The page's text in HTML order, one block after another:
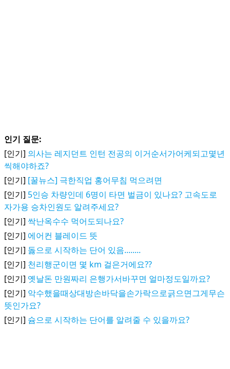
인기 질문:
[인기] 의사는 레지던트 인턴 전공의 이거순서가어케되고몇년
씩해야하죠?
[인기] [꿀뉴스] 극한직업 홍어무침 먹으려면
[인기] 5인승 차량인데 6명이 타면 벌금이 있나요? 고속도로
자가용 승차인원도 알려주세요?
[인기] 싹난옥수수 먹어도되나요?
[인기] 에어컨 블레이드 뜻
[인기] 돓으로 시작하는 단어 있음........
[인기] 천리행군이면 몇 km 걸은거에요??
[인기] 옛날돈 만원짜리 은행가서바꾸면 얼마정도일까요?
[인기] 악수했을때상대방손바닥을손가락으로긁으면그게무슨
뜻인가요?
[인기] 슘으로 시작하는 단어를 알려줄 수 있을까요?